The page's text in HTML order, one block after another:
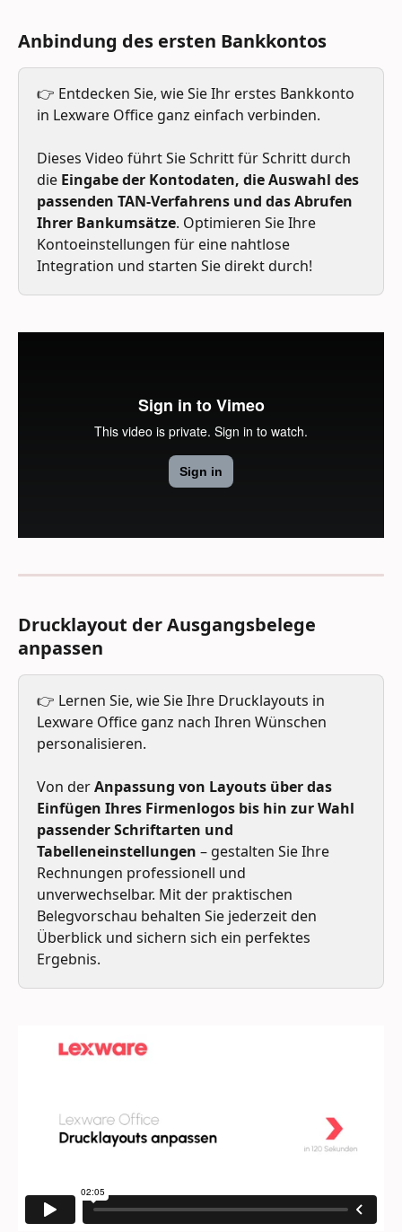
Anbindung des ersten Bankkontos
👉 Entdecken Sie, wie Sie Ihr erstes Bankkonto
in Lexware Office ganz einfach verbinden.
Dieses Video führt Sie Schritt für Schritt durch
die Eingabe der Kontodaten, die Auswahl des
passenden TAN-Verfahrens und das Abrufen
Ihrer Bankumsätze. Optimieren Sie Ihre
Kontoeinstellungen für eine nahtlose
Integration und starten Sie direkt durch!
Drucklayout der Ausgangsbelege
anpassen
👉 Lernen Sie, wie Sie Ihre Drucklayouts in
Lexware Office ganz nach Ihren Wünschen
personalisieren.
Von der Anpassung von Layouts über das
Einfügen Ihres Firmenlogos bis hin zur Wahl
passender Schriftarten und
Tabelleneinstellungen – gestalten Sie Ihre
Rechnungen professionell und
unverwechselbar. Mit der praktischen
Belegvorschau behalten Sie jederzeit den
Überblick und sichern sich ein perfektes
Ergebnis.